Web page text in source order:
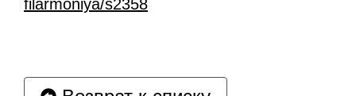
filarmoniya/s2358